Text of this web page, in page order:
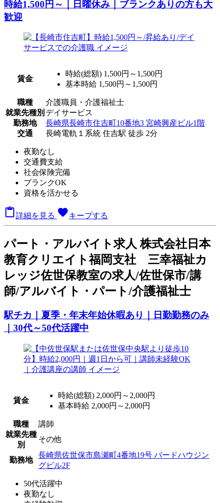
時給1,500円～｜日曜休み｜ブランクありの方も大
歓迎
賃金
時給(総額) 1,500円～1,500円
基本時給 1,500円～1,500円
職種
介護職員・介護福祉士
就業先種別 デイサービス
勤務地
長崎県長崎市住吉町10番地3 宮崎興産ビル1階
交通
長崎電軌１系統 住吉駅 徒歩 2分
夜勤なし
交通費支給
社会保険完備
ブランクOK
資格を活かせる
 詳細を見る favoriteキープする
パート ・アルバイト求人 株式会社日本
教育クリエイト福岡支社 三幸福祉カ
レッジ佐世保教室の求人/佐世保市/講
師/アルバイト・パート/介護福祉士
駅チカ｜夏季・年末年始休暇あり｜日勤勤務のみ
｜30代～50代活躍中
賃金
時給(総額) 2,000円～2,000円
基本時給 2,000円～2,000円
職種
講師
就業先種
別
その他
勤務地
長崎県佐世保市島瀬町4番地19号 バードハウジン
グビル2F
50代活躍中
夜勤なし